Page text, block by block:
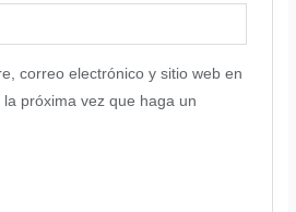
correo electrónico y sitio web en
próxima vez que haga un